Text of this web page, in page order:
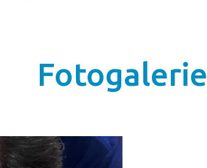
Fotogalerie